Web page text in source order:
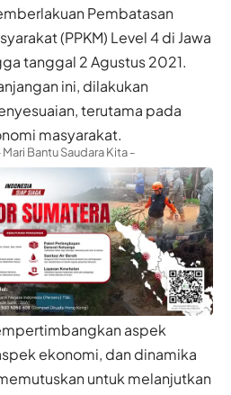
Pembatasan
(PPKM) Level 4 di Jawa
tanggal 2 Agustus 2021.
ini, dilakukan
terutama pada
masyarakat.
Mari Bantu Saudara Kita -
aspek
ekonomi, dan dinamika
untuk melanjutkan